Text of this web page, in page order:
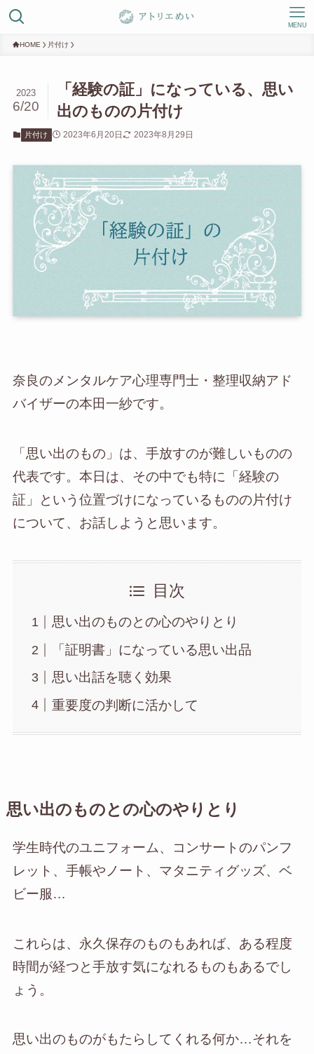
MENU
HOME 片付け
「経験の証」になっている、思い
出のものの片付け
2023
6/20
片付け 2023年6月20日 2023年8月29日
奈良のメンタルケア心理専門士・整理収納アド
バイザーの本田一紗です。
「思い出のもの」は、手放すのが難しいものの
代表です。本日は、その中でも特に「経験の
証」という位置づけになっているものの片付け
について、お話しようと思います。
目次
思い出のものとの心のやりとり
「証明書」になっている思い出品
思い出話を聴く効果
重要度の判断に活かして
思い出のものとの心のやりとり
学生時代のユニフォーム、コンサートのパンフ
レット、手帳やノート、マタニティグッズ、ベ
ビー服…
これらは、永久保存のものもあれば、ある程度
時間が経つと手放す気になれるものもあるでし
ょう。
思い出のものがもたらしてくれる何か…それを